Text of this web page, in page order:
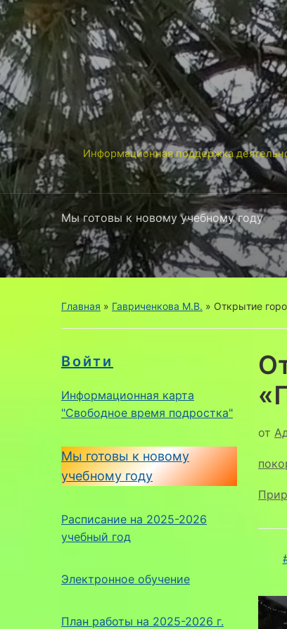
Информационная поддержка
Мы готовы к новому учебному году
Главная » Гавриченкова М.В. » Открытие
Войти
Информационная карта
"Свободное время подростка"
Мы готовы к новому
учебному году
Расписание на 2025-2026
учебный год
Электронное обучение
План работы на 2025-2026 г.
от